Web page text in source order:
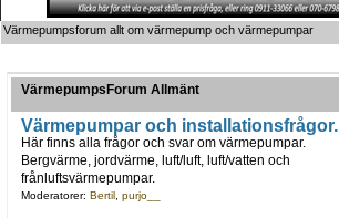
Värmepumpsforum allt om värmepump och värmepumpar
VärmepumpsForum Allmänt
Värmepumpar och installationsfrågor.
Här finns alla frågor och svar om värmepumpar.
Bergvärme, jordvärme, luft/luft, luft/vatten och
frånluftsvärmepumpar.
Moderatorer: Bertil, purjo__